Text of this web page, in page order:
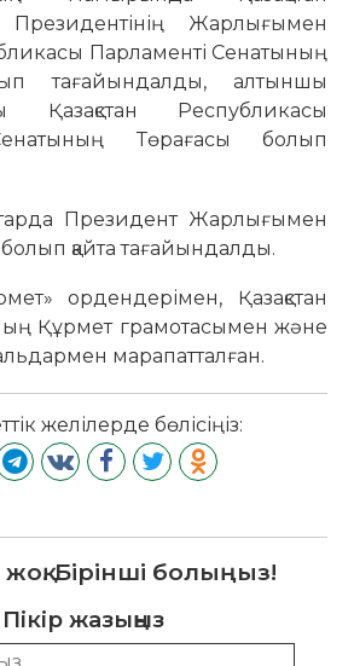
Президентінің Жарлығымен
Парламенті Сенатының
тағайындалды, алтыншы
Қазақстан Республикасы
Төрағасы болып
Президент Жарлығымен
қайта тағайындалды.
ордендерімен, Қазақстан
Құрмет грамотасымен және
марапатталған.
желілерде бөлісіңіз:
жоқ. Бірінші болыңыз!
Пікір жазыңыз